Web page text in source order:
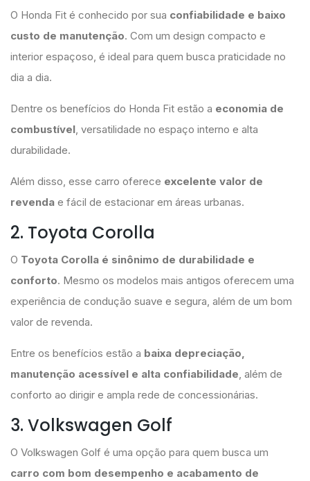
O Honda Fit é conhecido por sua confiabilidade e baixo
custo de manutenção. Com um design compacto e
interior espaçoso, é ideal para quem busca praticidade no
dia a dia.
Dentre os benefícios do Honda Fit estão a economia de
combustível , versatilidade no espaço interno e alta
durabilidade.
Além disso, esse carro oferece excelente valor de
revenda e fácil de estacionar em áreas urbanas.
2. Toyota Corolla
O Toyota Corolla é sinônimo de durabilidade e
conforto. Mesmo os modelos mais antigos oferecem uma
experiência de condução suave e segura, além de um bom
valor de revenda.
Entre os benefícios estão a baixa depreciação,
manutenção acessível e alta confiabilidade , além de
conforto ao dirigir e ampla rede de concessionárias.
3. Volkswagen Golf
O Volkswagen Golf é uma opção para quem busca um
carro com bom desempenho e acabamento de